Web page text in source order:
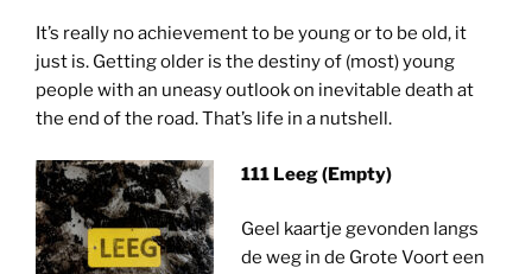
It’s really no achievement to be young or to be old, it
just is. Getting older is the destiny of (most) young
people with an uneasy outlook on inevitable death at
the end of the road. That’s life in a nutshell.
111 Leeg (Empty)
Geel kaartje gevonden langs
de weg in de Grote Voort een